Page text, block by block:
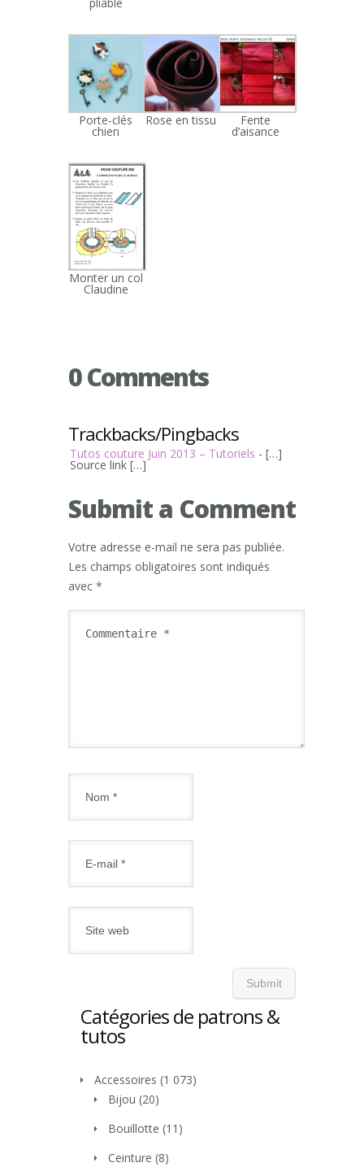
Porte-clés
chien
Rose en tissu Fente
d’aisance
Monter un col
Claudine
0 Comments
Trackbacks/Pingbacks
Tutos couture Juin 2013 – Tutoriels - […]
Source link […]
Submit a Comment
Votre adresse e-mail ne sera pas publiée.
Les champs obligatoires sont indiqués
avec *
Catégories de patrons &
tutos
Accessoires (1 073)
Bijou (20)
Bouillotte (11)
Ceinture (8)